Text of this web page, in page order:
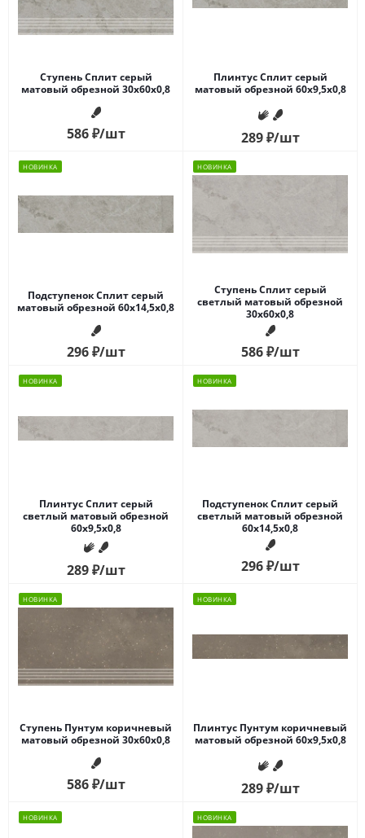
Ступень Сплит серый
матовый обрезной 30x60x0,8
586₽/шт
Плинтус Сплит серый
матовый обрезной 60x9,5x0,8
289₽/шт
НОВИНКА
Подступенок Сплит серый
матовый обрезной 60x14,5x0,8
296₽/шт
НОВИНКА
Ступень Сплит серый
светлый матовый обрезной
30x60x0,8
586₽/шт
НОВИНКА
Плинтус Сплит серый
светлый матовый обрезной
60x9,5x0,8
289₽/шт
НОВИНКА
Подступенок Сплит серый
светлый матовый обрезной
60x14,5x0,8
296₽/шт
НОВИНКА
Ступень Пунтум коричневый
матовый обрезной 30x60x0,8
586₽/шт
НОВИНКА
Плинтус Пунтум коричневый
матовый обрезной 60x9,5x0,8
289₽/шт
НОВИНКА НОВИНКА